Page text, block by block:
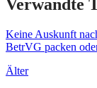
Verwandte
Keine Auskunft
BetrVG packen
Älter